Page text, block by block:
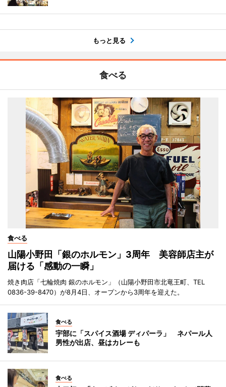
もっと見る
食べる
食べる
山陽小野田「銀のホルモン」3周年 美容師店主が
届ける「感動の一瞬」
焼き肉店「七輪焼肉 銀のホルモン」（山陽小野田市北竜王町、TEL
0836-39-8470）が8月4日、オープンから3周年を迎えた。
食べる
宇部に「スパイス酒場 ディパーラ」 ネパール人
男性が出店、昼はカレーも
食べる